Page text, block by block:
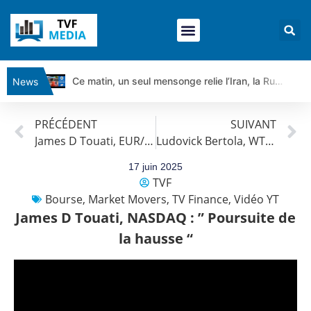
News
Ce matin, un seul mensonge relie l’Iran, la Russie et Trump | par Louis Antoine Michelet
Ce que Trump, Téhéran et Pékin ne veulent pas que vous voyiez ensemble | par Louis-Antoine Michelet
Gaza, Iran, Chine : la guerre mondiale vient de commencer | par Louis-Antoine Michelet
Jean Marie Seronie :Loi agricole : vraie réforme ou simple réponse à la colère ?| Interview Éco
PRÉCÉDENT
James D Touati, EUR/USD : ” Des doutes ? “
SUIVANT
Ludovick Bertola, WTI : « Forte volatilité mais…»
17 juin 2025
TVF
Bourse, Market Movers, TV Finance, Vidéo YT
James D Touati, NASDAQ : ” Poursuite de
la hausse “